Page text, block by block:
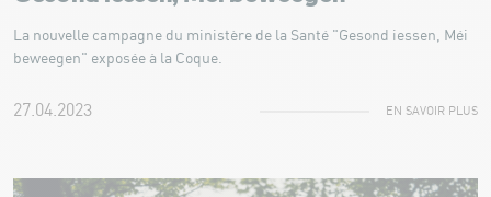
La nouvelle campagne du ministère de la Santé "Gesond iessen, Méi
beweegen" exposée à la Coque.
27.04.2023 EN SAVOIR PLUS